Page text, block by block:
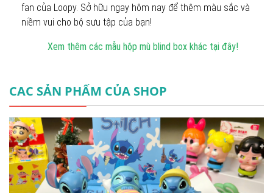
fan của Loopy. Sở hữu ngay hôm nay để thêm màu sắc và
niềm vui cho bộ sưu tập của bạn!
Xem thêm các mẫu hộp mù blind box khác tại đây!
CAC SẢN PHẨM CỦA SHOP